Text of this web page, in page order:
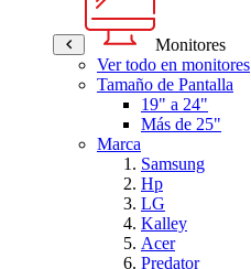
Monitores
Ver todo en monitores
Tamaño de Pantalla
19" a 24"
Más de 25"
Marca
Samsung
Hp
LG
Kalley
Acer
Predator